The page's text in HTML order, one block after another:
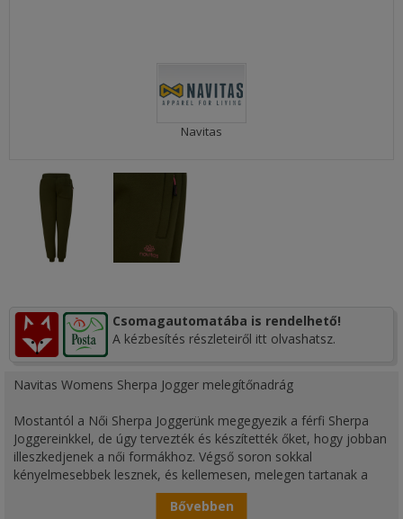
Navitas
Csomagautomatába is rendelhető!
A kézbesítés részleteiről itt olvashatsz.
Navitas Womens Sherpa Jogger melegítőnadrág
Mostantól a Női Sherpa Joggerünk megegyezik a férfi Sherpa
Joggereinkkel, de úgy tervezték és készítették őket, hogy jobban
illeszkedjenek a női formákhoz. Végső soron sokkal
kényelmesebbek lesznek, és kellemesen, melegen tartanak a
Bővebben